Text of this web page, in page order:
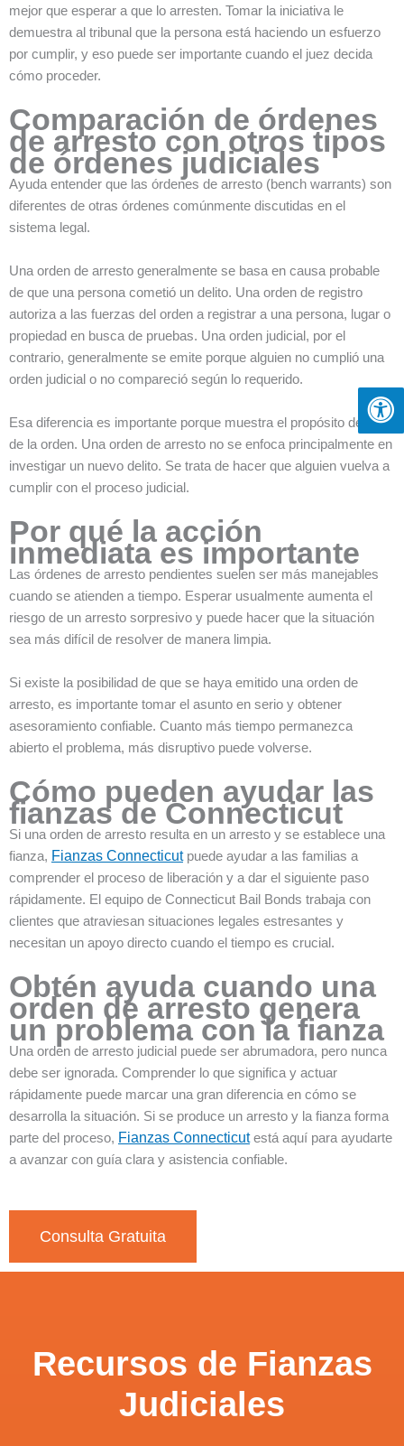
mejor que esperar a que lo arresten. Tomar la iniciativa le
demuestra al tribunal que la persona está haciendo un esfuerzo
por cumplir, y eso puede ser importante cuando el juez decida
cómo proceder.
Comparación de órdenes
de arresto con otros tipos
de órdenes judiciales
Ayuda entender que las órdenes de arresto (bench warrants) son
diferentes de otras órdenes comúnmente discutidas en el
sistema legal.
Una orden de arresto generalmente se basa en causa probable
de que una persona cometió un delito. Una orden de registro
autoriza a las fuerzas del orden a registrar a una persona, lugar o
propiedad en busca de pruebas. Una orden judicial, por el
contrario, generalmente se emite porque alguien no cumplió una
orden judicial o no compareció según lo requerido.
Esa diferencia es importante porque muestra el propósito detrás
de la orden. Una orden de arresto no se enfoca principalmente en
investigar un nuevo delito. Se trata de hacer que alguien vuelva a
cumplir con el proceso judicial.
Por qué la acción
inmediata es importante
Las órdenes de arresto pendientes suelen ser más manejables
cuando se atienden a tiempo. Esperar usualmente aumenta el
riesgo de un arresto sorpresivo y puede hacer que la situación
sea más difícil de resolver de manera limpia.
Si existe la posibilidad de que se haya emitido una orden de
arresto, es importante tomar el asunto en serio y obtener
asesoramiento confiable. Cuanto más tiempo permanezca
abierto el problema, más disruptivo puede volverse.
Cómo pueden ayudar las
fianzas de Connecticut
Si una orden de arresto resulta en un arresto y se establece una
fianza, Fianzas Connecticutpuede ayudar a las familias a
comprender el proceso de liberación y a dar el siguiente paso
rápidamente. El equipo de Connecticut Bail Bonds trabaja con
clientes que atraviesan situaciones legales estresantes y
necesitan un apoyo directo cuando el tiempo es crucial.
Obtén ayuda cuando una
orden de arresto genera
un problema con la fianza
Una orden de arresto judicial puede ser abrumadora, pero nunca
debe ser ignorada. Comprender lo que significa y actuar
rápidamente puede marcar una gran diferencia en cómo se
desarrolla la situación. Si se produce un arresto y la fianza forma
parte del proceso, Fianzas Connecticutestá aquí para ayudarte
a avanzar con guía clara y asistencia confiable.
Consulta Gratuita
Recursos de Fianzas
Judiciales